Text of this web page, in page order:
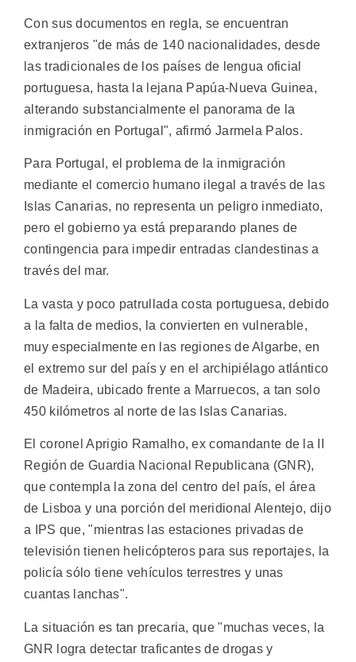
Con sus documentos en regla, se encuentran
extranjeros "de más de 140 nacionalidades, desde
las tradicionales de los países de lengua oficial
portuguesa, hasta la lejana Papúa-Nueva Guinea,
alterando substancialmente el panorama de la
inmigración en Portugal", afirmó Jarmela Palos.
Para Portugal, el problema de la inmigración
mediante el comercio humano ilegal a través de las
Islas Canarias, no representa un peligro inmediato,
pero el gobierno ya está preparando planes de
contingencia para impedir entradas clandestinas a
través del mar.
La vasta y poco patrullada costa portuguesa, debido
a la falta de medios, la convierten en vulnerable,
muy especialmente en las regiones de Algarbe, en
el extremo sur del país y en el archipiélago atlántico
de Madeira, ubicado frente a Marruecos, a tan solo
450 kilómetros al norte de las Islas Canarias.
El coronel Aprigio Ramalho, ex comandante de la II
Región de Guardia Nacional Republicana (GNR),
que contempla la zona del centro del país, el área
de Lisboa y una porción del meridional Alentejo, dijo
a IPS que, "mientras las estaciones privadas de
televisión tienen helicópteros para sus reportajes, la
policía sólo tiene vehículos terrestres y unas
cuantas lanchas".
La situación es tan precaria, que "muchas veces, la
GNR logra detectar traficantes de drogas y